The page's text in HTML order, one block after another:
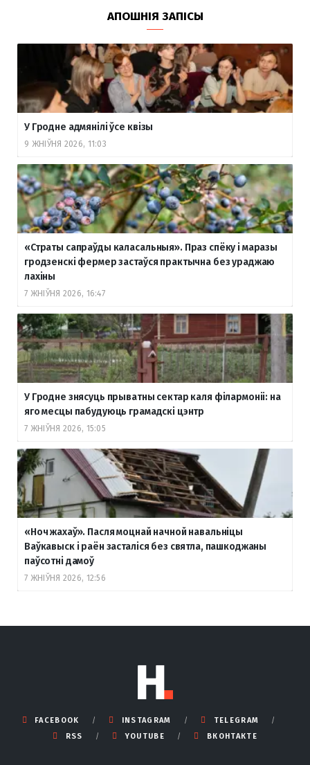
АПОШНІЯ ЗАПІСЫ
У Гродне адмянілі ўсе квізы
9 ЖНІЎНЯ 2026, 11:03
«Страты сапраўды каласальныя». Праз спёку і маразы
гродзенскі фермер застаўся практычна без ураджаю
лахіны
7 ЖНІЎНЯ 2026, 16:47
У Гродне знясуць прыватны сектар каля філармоніі: на
яго месцы пабудуюць грамадскі цэнтр
7 ЖНІЎНЯ 2026, 15:05
«Ноч жахаў». Пасля моцнай начной навальніцы
Ваўкавыск і раён засталіся без святла, пашкоджаны
паўсотні дамоў
7 ЖНІЎНЯ 2026, 12:56
FACEBOOK INSTAGRAM
TELEGRAM
RSS
YOUTUBE ВКОНТАКТЕ